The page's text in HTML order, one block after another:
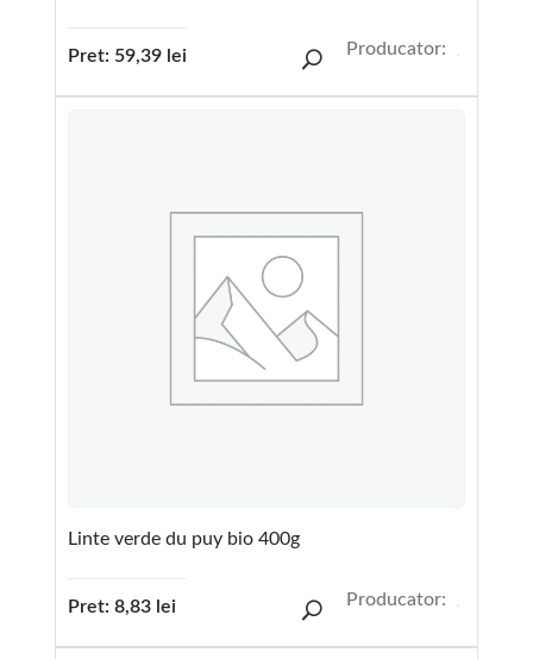
Pret: 59,39 lei Producator:
Linte verde du puy bio 400g
Pret: 8,83 lei Producator: